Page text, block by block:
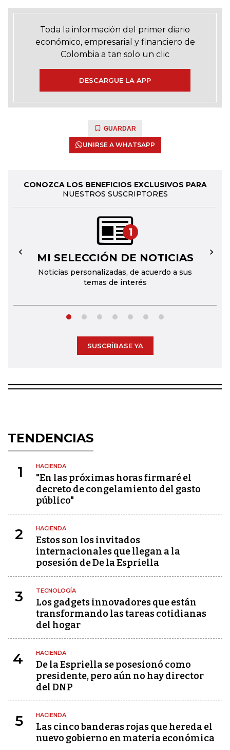
Toda la información del primer diario
económico, empresarial y financiero de
Colombia a tan solo un clic
DESCARGUE LA APP
GUARDAR
UNIRSE A WHATSAPP
CONOZCA LOS BENEFICIOS EXCLUSIVOS PARA
NUESTROS SUSCRIPTORES
1
MI SELECCIÓN DE NOTICIAS
Noticias personalizadas, de acuerdo a sus
temas de interés
← →
SUSCRÍBASE YA
TENDENCIAS
1 HACIENDA
"En las próximas horas firmaré el
decreto de congelamiento del gasto
público"
2 HACIENDA
Estos son los invitados
internacionales que llegan a la
posesión de De la Espriella
3 TECNOLOGÍA
Los gadgets innovadores que están
transformando las tareas cotidianas
del hogar
4 HACIENDA
De la Espriella se posesionó como
presidente, pero aún no hay director
del DNP
5 HACIENDA
Las cinco banderas rojas que hereda el
nuevo gobierno en materia económica